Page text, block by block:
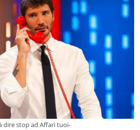
dire stop ad Affari tuoi-